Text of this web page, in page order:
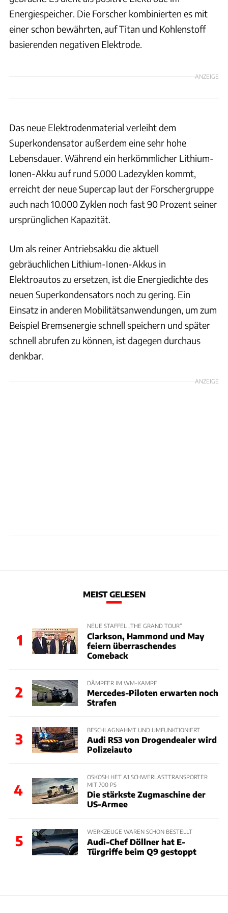
Energiespeicher. Die Forscher kombinierten es mit
einer schon bewährten, auf Titan und Kohlenstoff
basierenden negativen Elektrode.
ANZEIGE
Das neue Elektrodenmaterial verleiht dem
Superkondensator außerdem eine sehr hohe
Lebensdauer. Während ein herkömmlicher Lithium-
Ionen-Akku auf rund 5.000 Ladezyklen kommt,
erreicht der neue Supercap laut der Forschergruppe
auch nach 10.000 Zyklen noch fast 90 Prozent seiner
ursprünglichen Kapazität.
Um als reiner Antriebsakku die aktuell
gebräuchlichen Lithium-Ionen-Akkus in
Elektroautos zu ersetzen, ist die Energiedichte des
neuen Superkondensators noch zu gering. Ein
Einsatz in anderen Mobilitätsanwendungen, um zum
Beispiel Bremsenergie schnell speichern und später
schnell abrufen zu können, ist dagegen durchaus
denkbar.
ANZEIGE
MEIST GELESEN
1
NEUE STAFFEL „THE GRAND TOUR“
Clarkson, Hammond und May
feiern überraschendes
Comeback
2
DÄMPFER IM WM-KAMPF
Mercedes-Piloten erwarten noch
Strafen
3
BESCHLAGNAHMT UND UMFUNKTIONIERT
Audi RS3 von Drogendealer wird
Polizeiauto
4
OSKOSH HET A1 SCHWERLASTTRANSPORTER
MIT 700 PS
Die stärkste Zugmaschine der
US-Armee
5
WERKZEUGE WAREN SCHON BESTELLT
Audi-Chef Döllner hat E-
Türgriffe beim Q9 gestoppt